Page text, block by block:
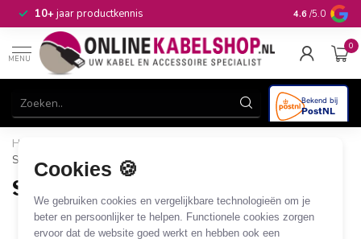
Cookies 🍪
We gebruiken cookies en vergelijkbare technologieën om je
beter en persoonlijker te helpen. Functionele cookies zorgen
ervoor dat de website goed werkt en hebben ook een
10+jaar productkennis 4.6 /5.0
MENU
0
Home
Standaard DIN-rail
Standaard DIN-rail
23 PRODUCTEN